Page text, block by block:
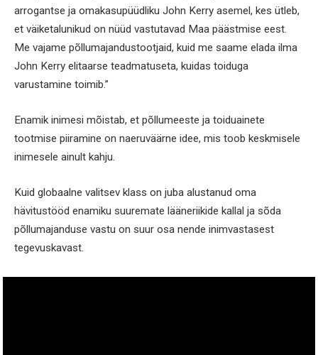
arrogantse ja omakasupüüdliku John Kerry asemel, kes ütleb,
et väiketalunikud on nüüd vastutavad Maa päästmise eest.
Me vajame põllumajandustootjaid, kuid me saame elada ilma
John Kerry elitaarse teadmatuseta, kuidas toiduga
varustamine toimib.”
Enamik inimesi mõistab, et põllumeeste ja toiduainete
tootmise piiramine on naeruväärne idee, mis toob keskmisele
inimesele ainult kahju.
Kuid globaalne valitsev klass on juba alustanud oma
hävitustööd enamiku suuremate lääneriikide kallal ja sõda
põllumajanduse vastu on suur osa nende inimvastasest
tegevuskavast.